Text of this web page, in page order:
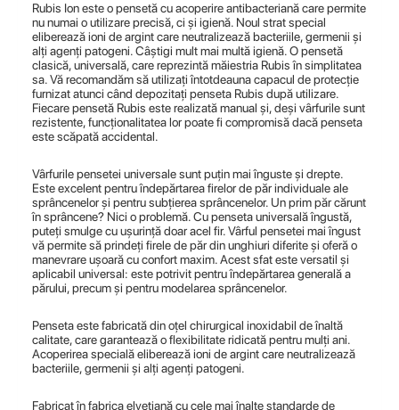
Rubis Ion este o pensetă cu acoperire antibacteriană care permite
nu numai o utilizare precisă, ci și igienă. Noul strat special
eliberează ioni de argint care neutralizează bacteriile, germenii și
alți agenți patogeni. Câștigi mult mai multă igienă. O pensetă
clasică, universală, care reprezintă măiestria Rubis în simplitatea
sa. Vă recomandăm să utilizați întotdeauna capacul de protecție
furnizat atunci când depozitați penseta Rubis după utilizare.
Fiecare pensetă Rubis este realizată manual și, deși vârfurile sunt
rezistente, funcționalitatea lor poate fi compromisă dacă penseta
este scăpată accidental.
Vârfurile pensetei universale sunt puțin mai înguste și drepte.
Este excelent pentru îndepărtarea firelor de păr individuale ale
sprâncenelor și pentru subțierea sprâncenelor. Un prim păr cărunt
în sprâncene? Nici o problemă. Cu penseta universală îngustă,
puteți smulge cu ușurință doar acel fir. Vârful pensetei mai îngust
vă permite să prindeți firele de păr din unghiuri diferite și oferă o
manevrare ușoară cu confort maxim. Acest sfat este versatil și
aplicabil universal: este potrivit pentru îndepărtarea generală a
părului, precum și pentru modelarea sprâncenelor.
Penseta este fabricată din oțel chirurgical inoxidabil de înaltă
calitate, care garantează o flexibilitate ridicată pentru mulți ani.
Acoperirea specială eliberează ioni de argint care neutralizează
bacteriile, germenii și alți agenți patogeni.
Fabricat în fabrica elvețiană cu cele mai înalte standarde de